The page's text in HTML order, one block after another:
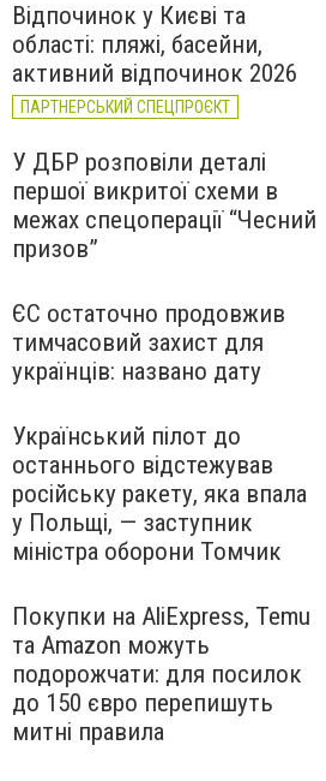
Відпочинок у Києві та
області: пляжі, басейни,
активний відпочинок 2026
ПАРТНЕРСЬКИЙ СПЕЦПРОЄКТ
У ДБР розповіли деталі
першої викритої схеми в
межах спецоперації “Чесний
призов”
ЄС остаточно продовжив
тимчасовий захист для
українців: названо дату
Український пілот до
останнього відстежував
російську ракету, яка впала
у Польщі, — заступник
міністра оборони Томчик
Покупки на AliExpress, Temu
та Amazon можуть
подорожчати: для посилок
до 150 євро перепишуть
митні правила